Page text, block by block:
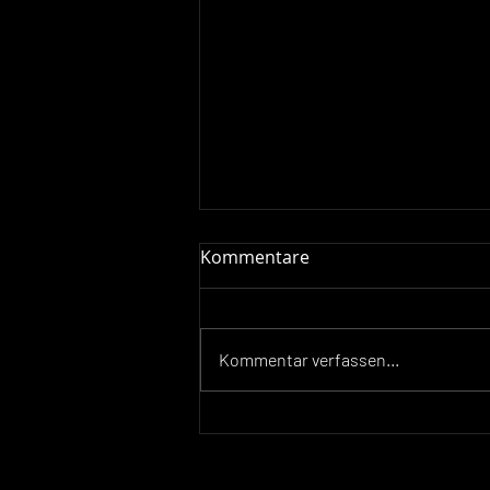
Neue Videoproduktion für
Kommentare
Kommentar verfassen...